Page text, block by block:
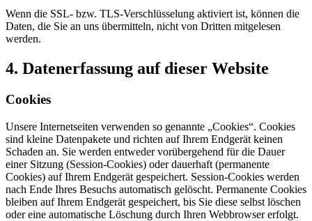
Wenn die SSL- bzw. TLS-Verschlüsselung aktiviert ist, können die
Daten, die Sie an uns übermitteln, nicht von Dritten mitgelesen
werden.
4. Datenerfassung auf dieser Website
Cookies
Unsere Internetseiten verwenden so genannte „Cookies“. Cookies
sind kleine Datenpakete und richten auf Ihrem Endgerät keinen
Schaden an. Sie werden entweder vorübergehend für die Dauer
einer Sitzung (Session-Cookies) oder dauerhaft (permanente
Cookies) auf Ihrem Endgerät gespeichert. Session-Cookies werden
nach Ende Ihres Besuchs automatisch gelöscht. Permanente Cookies
bleiben auf Ihrem Endgerät gespeichert, bis Sie diese selbst löschen
oder eine automatische Löschung durch Ihren Webbrowser erfolgt.